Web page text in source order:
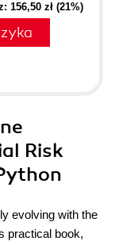
156,50 zł (21%)
Risk
evolving with the
practical book,